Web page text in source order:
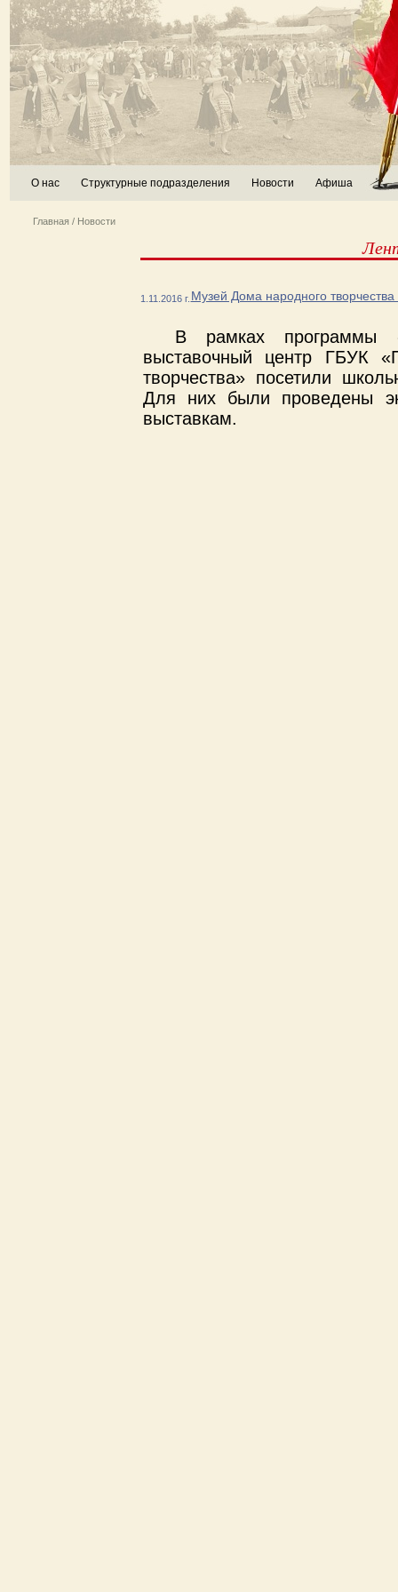
О нас Структурные подразделения Новости Афиша
Главная / Новости
1.11.2016 г. Музей Дома народного
В рамках программы
выставочный центр ГБУК
творчества» посетили
Для них были проведены
выставкам.